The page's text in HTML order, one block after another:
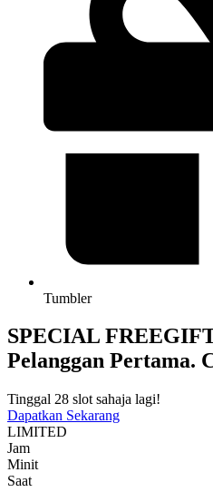
Tumbler
SPECIAL
Pelanggan Pertama.
Tinggal 28 slot sahaja lagi!
Dapatkan Sekarang
LIMITED
Jam
Minit
Saat